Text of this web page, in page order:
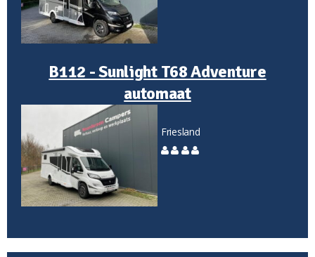
B112 - Sunlight T68 Adventure
automaat
Friesland